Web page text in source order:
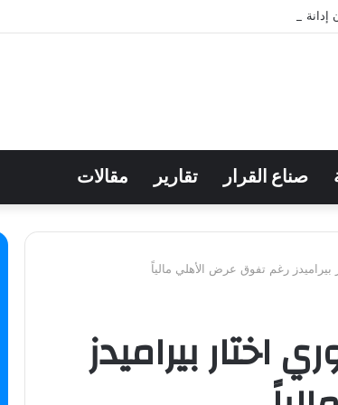
هجمات الحوثيين على السعودية
صناع القرار تقارير مقالات
رغم تفوق عرض الأهلي مالياً
اختار بيراميدز